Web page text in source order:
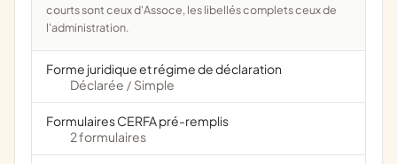
courts sont ceux d'Assoce, les libellés complets ceux de
l'administration.
Forme juridique et régime de déclaration
Déclarée / Simple
Formulaires CERFA pré-remplis
2 formulaires